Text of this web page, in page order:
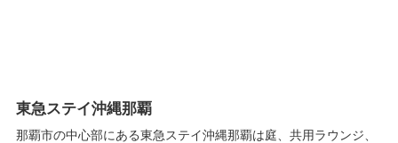
東急ステイ沖縄那覇
那覇市の中心部にある東急ステイ沖縄那覇は庭、共用ラウンジ、